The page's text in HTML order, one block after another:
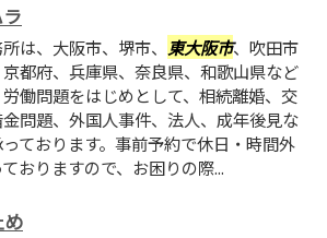
は、大阪市、堺市、 東大阪市、吹田市
都府、兵庫県、奈良県、和歌山県など
働問題をはじめとして、相続離婚、交
問題、外国人事件、法人、成年後見な
ております。事前予約で休日・時間外
おりますので、お困りの際...